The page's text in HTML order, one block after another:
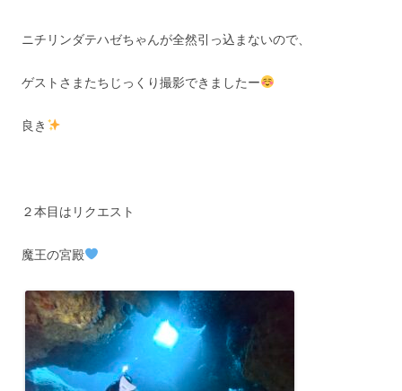
ニチリンダテハゼちゃんが全然引っ込まないので、
ゲストさまたちじっくり撮影できましたー
良き
２本目はリクエスト
魔王の宮殿